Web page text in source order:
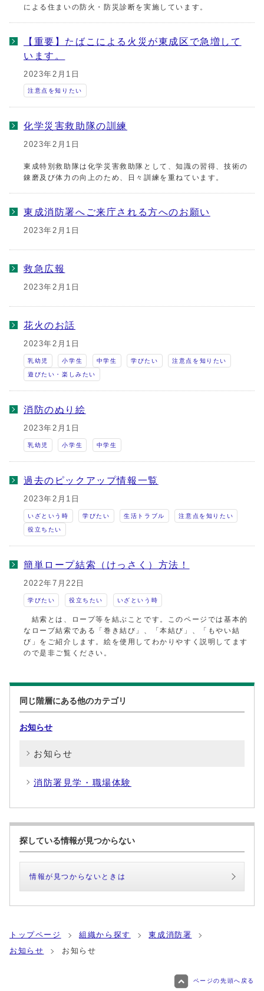
による住まいの防火・防災診断を実施しています。
【重要】たばこによる火災が東成区で急増して
います。
2023年2月1日
注意点を知りたい
化学災害救助隊の訓練
2023年2月1日
東成特別救助隊は化学災害救助隊として、知識の習得、技術の
錬磨及び体力の向上のため、日々訓練を重ねています。
東成消防署へご来庁される方へのお願い
2023年2月1日
救急広報
2023年2月1日
花火のお話
2023年2月1日
乳幼児 小学生 中学生 学びたい 注意点を知りたい
遊びたい・楽しみたい
消防のぬり絵
2023年2月1日
乳幼児 小学生 中学生
過去のピックアップ情報一覧
2023年2月1日
いざという時 学びたい 生活トラブル 注意点を知りたい
役立ちたい
簡単ロープ結索（けっさく）方法！
2022年7月22日
学びたい 役立ちたい いざという時
結索とは、ロープ等を結ぶことです。このページでは基本的
なロープ結索である「巻き結び」、「本結び」、「もやい結
び」をご紹介します。絵を使用してわかりやすく説明してます
ので是非ご覧ください。
同じ階層にある他のカテゴリ
お知らせ
お知らせ
消防署見学・職場体験
探している情報が見つからない
情報が見つからないときは
トップページ 組織から探す
東成消防署
お知らせ
お知らせ
ページの先頭へ戻る